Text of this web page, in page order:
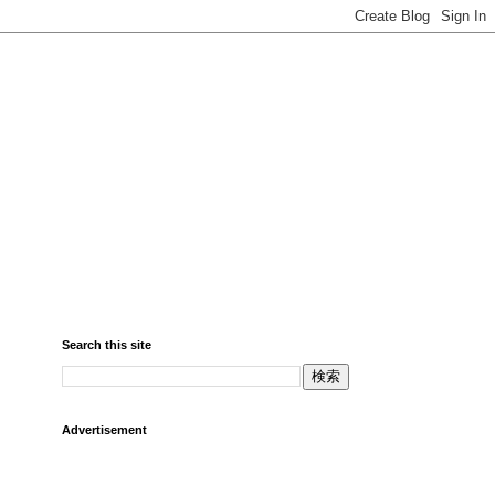
Search this site
Advertisement